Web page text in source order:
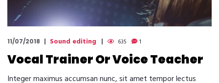
11/07/2018 Sound editing 635 1
Vocal Trainer Or Voice Teacher
Integer maximus accumsan nunc, sit amet tempor lectus